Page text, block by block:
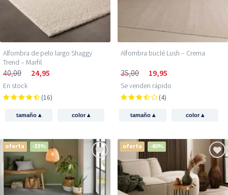
Alfombra de pelo largo Shaggy
Trend – Marfil
40,00 24,95
En stock
(16)
tamaño ▴ color▴
Alfombra buclé Lush – Crema
35,00 19,95
Se venden rápido
(4)
tamaño ▴ color▴
oferta -33% oferta -40%